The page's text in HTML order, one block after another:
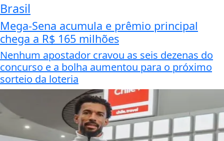
Brasil
Mega-Sena acumula e prêmio principal
chega a R$ 165 milhões
Nenhum apostador cravou as seis dezenas do
concurso e a bolha aumentou para o próximo
sorteio da loteria